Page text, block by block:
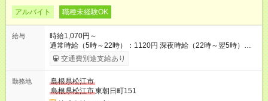
アルバイト 職種未経験OK
給与
時給1,070円～
通常時給（5時～22時）：1120円 深夜時給（22時～翌5時）：
1400円 高校生時給：1070円 【特別手当】早朝手当（5：00-9：
00）時給+150円 【試用期間】試用期間あり 試用期間の長さ：1
30日（※条件変更なし）ですが、切り上げで一ヶ月とさせてい
ただきます。 研修制度あり：15時間(研修中も同時給）
交通費別途支給あり
勤務地
島根県松江市
島根県松江市東朝日町151